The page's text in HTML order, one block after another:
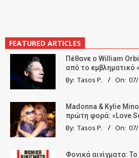
FEATURED ARTICLES
Πέθανε ο William
από το εμβληματικό
By: Tasos P. On:
Madonna & Kylie
πρώτη φορά: «Love
By: Tasos P. On:
Φονικά αινίγματα: